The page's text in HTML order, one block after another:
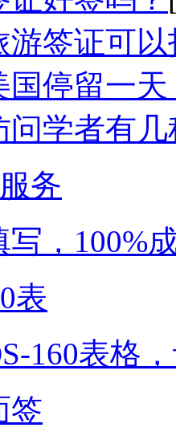
游签证可
国停留一
问学者有
务
写，100%
表
160表格
签